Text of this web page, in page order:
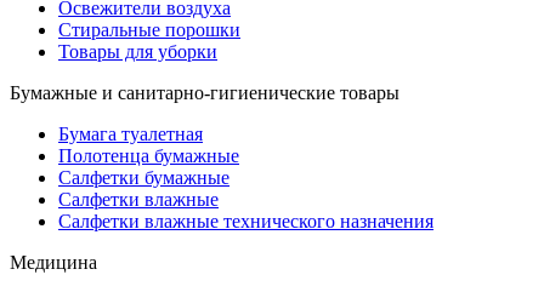
Освежители воздуха
Стиральные порошки
Товары для уборки
Бумажные и санитарно-гигиенические товары
Бумага туалетная
Полотенца бумажные
Салфетки бумажные
Салфетки влажные
Салфетки влажные технического назначения
Медицина